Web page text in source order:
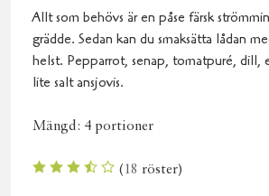
Allt som behövs är en påse färsk
grädde. Sedan kan du smaksätta lådan
helst. Pepparrot, senap, tomatpuré, dill,
lite salt ansjovis.
Mängd: 4 portioner
(18 röster)